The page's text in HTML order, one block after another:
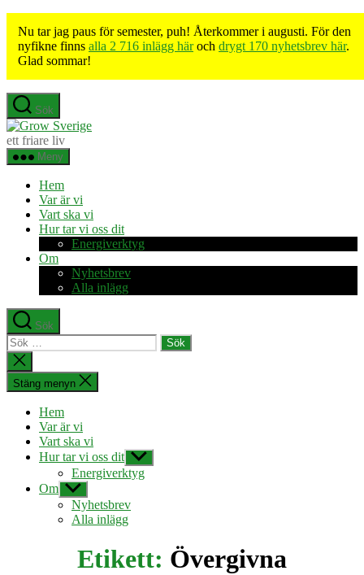
Nu tar jag paus för semester, puh! Återkommer i augusti. För den
nyfikne finns alla 2 716 inlägg häroch drygt 170 nyhetsbrev här.
Glad sommar!
Hoppa
till
innehåll
Sök
Grow
ett friare liv
Meny
Hem
Var är vi
Vart ska vi
Hur tar vi oss dit
Energiverktyg
Om
Nyhetsbrev
Alla inlägg
Sök
Sök
efter:
Stäng
sökningen
Stäng menyn
Hem
Var är vi
Vart ska vi
Hur tar vi oss dit Visa
undermeny
Energiverktyg
Om Visa
undermeny
Nyhetsbrev
Alla inlägg
Etikett: Övergivna